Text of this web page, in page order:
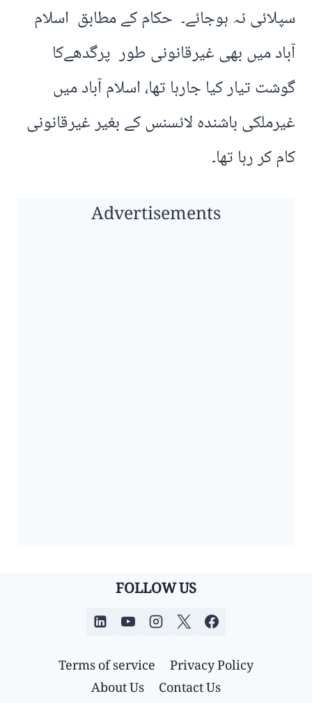
سپلائی نہ ہوجائے۔ حکام کے مطابق اسلام
آباد میں بھی غیرقانونی طور پرگدھےکا
گوشت تیار کیا جارہا تھا، اسلام آباد میں
غیرملکی باشندہ لائسنس کے بغیر غیرقانونی
کام کر رہا تھا۔
Advertisements
FOLLOW US
Privacy Policy
Terms of service
Contact Us
About Us